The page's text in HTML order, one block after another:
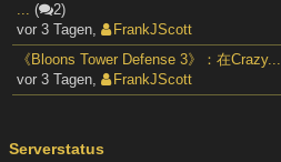
... (
2)
vor 3 Tagen,
FrankJScott
《Bloons Tower Defense 3》：在Crazy...
vor 3 Tagen, FrankJScott
Serverstatus